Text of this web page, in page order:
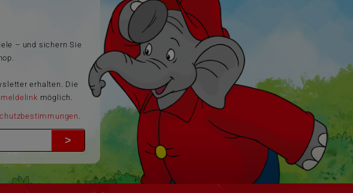
– und sichern Sie
erhalten. Die
möglich.
.
>